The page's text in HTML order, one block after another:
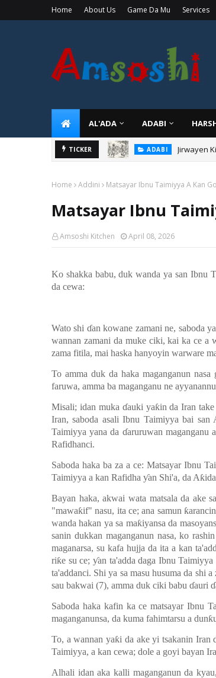
Home About Us Game Da Mu Services
AL'ADA ADABI
TICKER TARIHI Sarkin
Home Addini Matsayar Ibnu Taimiyya A Kan
Matsayar Ibnu
Amsoshi Kitchen April 08, 2026
Ko shakka babu, duk wanda ya san Ibnu
da cewa:
Wato shi ɗan kowane zamani ne, saboda
wannan zamani da muke ciki, kai ka ce a
zama fitila, mai haska hanyoyin warware
To amma duk da haka maganganun
faruwa, amma ba maganganu ne
Misali; idan muka ɗauki yaƙin da Iran
Iran, saboda asali Ibnu Taimiyya bai san
Taimiyya yana da ɗaruruwan maganganu
Rafidhanci.
Saboda haka ba za a ce: Matsayar Ibnu
Taimiyya a kan Rafidha ƴan Shi'a, da Aƙ
Bayan haka, akwai wata matsala da ake
"mawaƙif" nasu, ita ce; ana samun ƙ
wanda hakan ya sa maƙiyansa da
sanin dukkan maganganun nasa, ko
maganarsa, su kafa hujja da ita a kan
riƙe su ce; ƴan ta'adda daga Ibnu Taimiyya
ta'addanci. Shi ya sa masu husuma da shi a
sau bakwai (7), amma duk ciki babu ɗauri ɗ
Saboda haka kafin ka ce matsayar Ibnu
maganganunsa, da kuma fahimtarsu a dunƙ
To, a wannan yaƙi da ake yi tsakanin Iran
Taimiyya, a kan cewa; dole a goyi bayan
Alhali idan aka kalli maganganun da